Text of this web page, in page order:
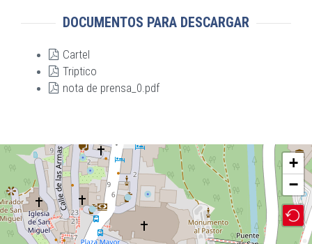
DOCUMENTOS PARA DESCARGAR
Cartel
Triptico
nota de prensa_0.pdf
+
−